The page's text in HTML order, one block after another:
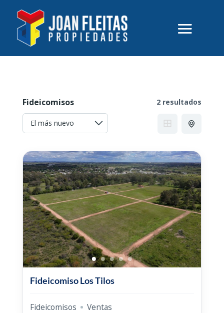
Fideicomisos 2 resultados
Fideicomiso Los Tilos
Fideicomisos Ventas